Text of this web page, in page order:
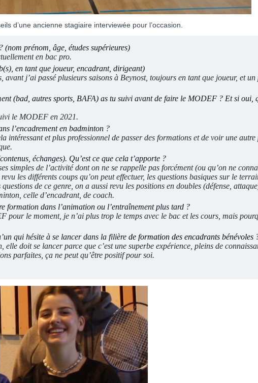
d’une ancienne stagiaire interviewée pour l’occasion.
(nom prénom, âge, études supérieures)
en bac pro.
en tant que joueur, encadrant, dirigeant)
j’ai passé plusieurs saisons à Beynost, toujours en tant que joueur, et
(bad, autres sports, BAFA) as tu suivi avant de faire le MODEF ? Et si oui,
le MODEF en 2021.
l’encadrement en badminton ?
intéressant etplus professionnel de passer des formations et de voir une
échanges). Qu’est ce que cela t’apporte ?
simples de l’activité dont on ne se rappelle pas forcément(ou qu’on ne
revu les différents coups qu’on peuteffectuer, les questions basiques sur le
de ce genre, on a aussi revu les positions en doubles (défense,
celle d’encadrant, de coach.
formation dans l’animation ou l’entraînement plus tard ?
pour le moment, je n’ai plus trop le temps avec le bac et les cours, mais
qui hésite à se lancer dans la filière de formation des encadrants bénévoles
doit se lancer parce que c’est une superbe expérience, pleins de
parfaites, ça ne peut qu’être positif pour soi.